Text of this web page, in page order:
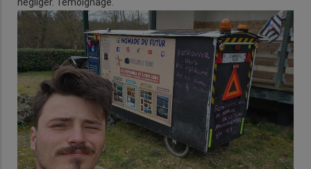
négliger. Témoignage.